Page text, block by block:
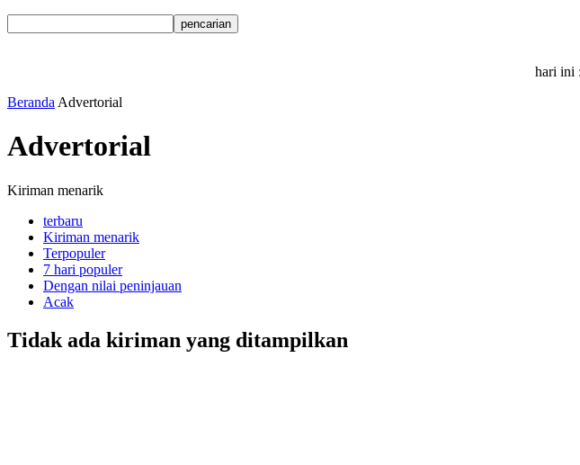
hari ini :
Beranda Advertorial
Advertorial
Kiriman menarik
terbaru
Kiriman menarik
Terpopuler
7 hari populer
Dengan nilai peninjauan
Acak
Tidak ada kiriman yang ditampilkan